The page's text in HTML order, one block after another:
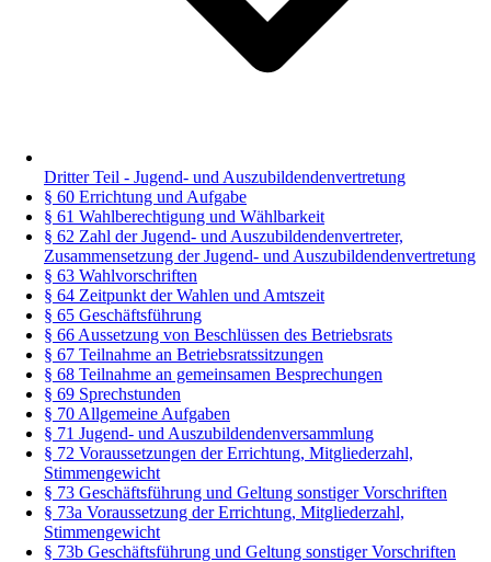
Dritter Teil - Jugend- und Auszubildendenvertretung
§ 60 Errichtung und Aufgabe
§ 61 Wahlberechtigung und Wählbarkeit
§ 62 Zahl der Jugend- und Auszubildendenvertreter,
Zusammensetzung der Jugend- und Auszubildendenvertretung
§ 63 Wahlvorschriften
§ 64 Zeitpunkt der Wahlen und Amtszeit
§ 65 Geschäftsführung
§ 66 Aussetzung von Beschlüssen des Betriebsrats
§ 67 Teilnahme an Betriebsratssitzungen
§ 68 Teilnahme an gemeinsamen Besprechungen
§ 69 Sprechstunden
§ 70 Allgemeine Aufgaben
§ 71 Jugend- und Auszubildendenversammlung
§ 72 Voraussetzungen der Errichtung, Mitgliederzahl,
Stimmengewicht
§ 73 Geschäftsführung und Geltung sonstiger Vorschriften
§ 73a Voraussetzung der Errichtung, Mitgliederzahl,
Stimmengewicht
§ 73b Geschäftsführung und Geltung sonstiger Vorschriften